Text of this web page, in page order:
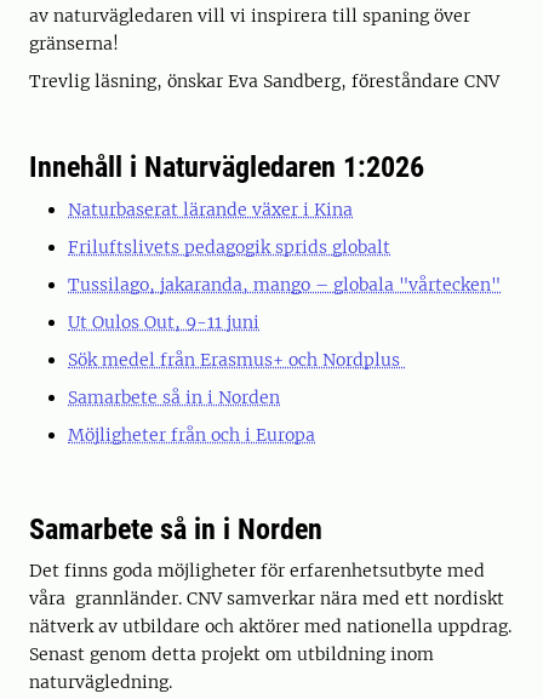
av naturvägledaren vill vi inspirera till spaning över
gränserna!
Trevlig läsning, önskar Eva Sandberg, föreståndare CNV
Innehåll i Naturvägledaren 1:2026
Naturbaserat lärande växer i Kina
Friluftslivets pedagogik sprids globalt
Tussilago, jakaranda, mango – globala "vårtecken"
Ut Oulos Out, 9-11 juni
Sök medel från Erasmus+ och Nordplus
Samarbete så in i Norden
Möjligheter från och i Europa
Samarbete så in i Norden
Det finns goda möjligheter för erfarenhetsutbyte med
våra grannländer. CNV samverkar nära med ett nordiskt
nätverk av utbildare och aktörer med nationella uppdrag.
Senast genom detta projekt om utbildning inom
naturvägledning.